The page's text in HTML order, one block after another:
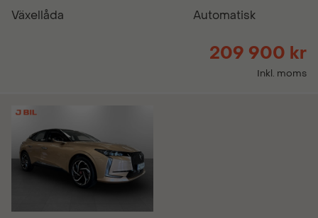
Växellåda Automatisk
209 900 kr
Inkl. moms